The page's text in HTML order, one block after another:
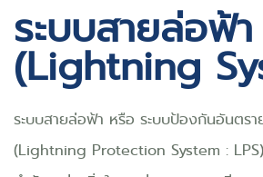
ระบบสายล่อฟ้า
(Lightning
ระบบสายล่อฟ้า หรือ ระบบป้องกันอันตรา
(Lightning Protection System :